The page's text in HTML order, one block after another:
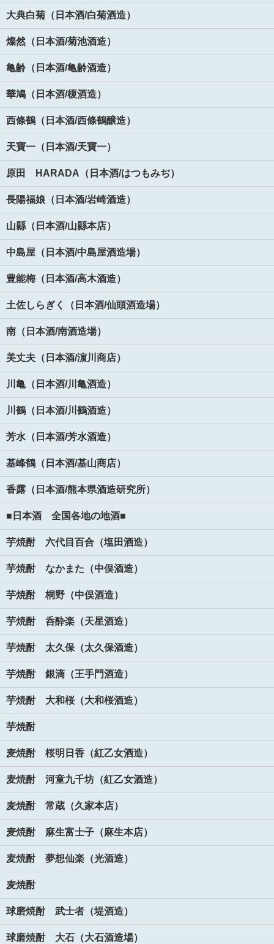
大典白菊（日本酒/白菊酒造）
燦然（日本酒/菊池酒造）
亀齢（日本酒/亀齢酒造）
華鳩（日本酒/榎酒造）
西條鶴（日本酒/西條鶴醸造）
天寶一（日本酒/天寶一）
原田 HARADA（日本酒/はつもみぢ）
長陽福娘（日本酒/岩崎酒造）
山縣（日本酒/山縣本店）
中島屋（日本酒/中島屋酒造場）
豊能梅（日本酒/高木酒造）
土佐しらぎく（日本酒/仙頭酒造場）
南（日本酒/南酒造場）
美丈夫（日本酒/濵川商店）
川亀（日本酒/川亀酒造）
川鶴（日本酒/川鶴酒造）
芳水（日本酒/芳水酒造）
基峰鶴（日本酒/基山商店）
香露（日本酒/熊本県酒造研究所）
■日本酒 全国各地の地酒■
芋焼酎 六代目百合（塩田酒造）
芋焼酎 なかまた（中俣酒造）
芋焼酎 桐野（中俣酒造）
芋焼酎 呑酔楽（天星酒造）
芋焼酎 太久保（太久保酒造）
芋焼酎 銀滴（王手門酒造）
芋焼酎 大和桜（大和桜酒造）
芋焼酎
麦焼酎 桜明日香（紅乙女酒造）
麦焼酎 河童九千坊（紅乙女酒造）
麦焼酎 常蔵（久家本店）
麦焼酎 麻生富士子（麻生本店）
麦焼酎 夢想仙楽（光酒造）
麦焼酎
球磨焼酎 武士者（堤酒造）
球磨焼酎 大石（大石酒造場）